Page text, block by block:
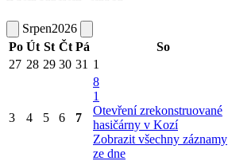
Srpen2026
Po Út St Čt Pá So
27 28 29 30 31 1
3 4 5 6 7
8
1
Otevření zrekonstruované
hasičárny v Kozí
Zobrazit všechny záznamy
ze dne